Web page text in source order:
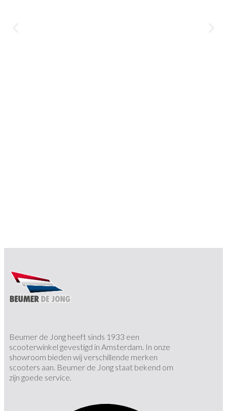
Beumer de Jong heeft sinds 1933 een
scooterwinkel gevestigd in Amsterdam. In onze
showroom bieden wij verschillende merken
scooters aan. Beumer de Jong staat bekend om
zijn goede service.